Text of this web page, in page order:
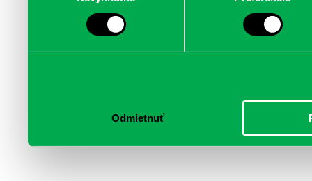
médií, inzercie a
informácie skombinovať
Odmietnuť